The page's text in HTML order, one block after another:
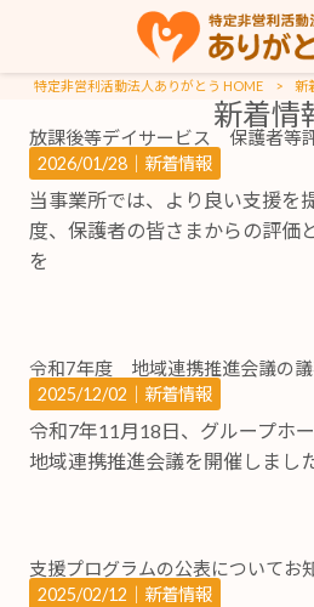
特定非営利活動法人ありがとう HOME > 新
新着情
放課後等デイサービス 保護者等
2026/01/28｜ 新着情報
当事業所では、より良い支援を
度、保護者の皆さまからの評価
を
令和7年度 地域連携推進会議の
2025/12/02｜ 新着情報
令和7年11月18日、グループホ
地域連携推進会議を開催しまし
支援プログラムの公表についてお
2025/02/12｜ 新着情報